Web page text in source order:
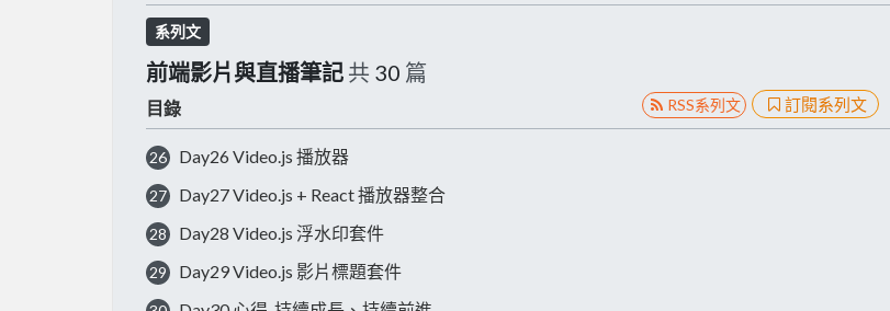
系列文
前端影片與直播筆記 共 30 篇
目錄 RSS系列文 訂閱系列文
26 Day26 Video.js 播放器
27 Day27 Video.js + React 播放器整合
28 Day28 Video.js 浮水印套件
29 Day29 Video.js 影片標題套件